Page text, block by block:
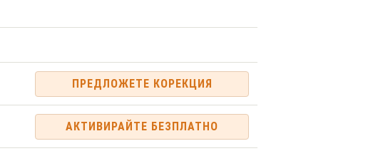
ПРЕДЛОЖЕТЕ КОРЕКЦИЯ
АКТИВИРАЙТЕ БЕЗПЛАТНО